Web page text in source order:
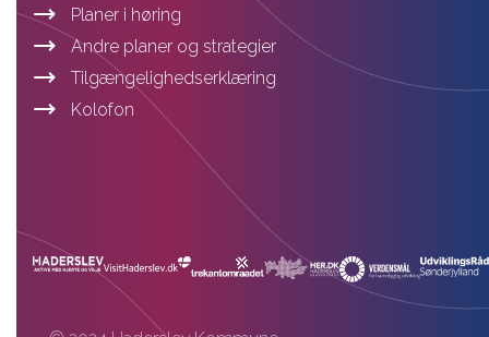
Planer i høring
Andre planer og strategier
Tilgængelighedserklæring
Kolofon